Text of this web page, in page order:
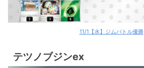
11/1【水】ジムバトル優勝
テツノブジンex